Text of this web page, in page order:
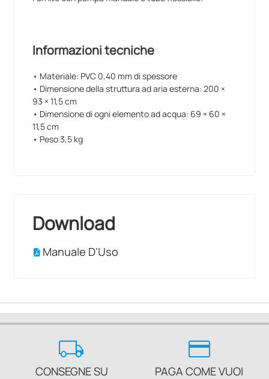
Informazioni tecniche
• Materiale: PVC 0,40 mm di spessore
• Dimensione della struttura ad aria esterna: 200 ×
93 × 11,5 cm
• Dimensione di ogni elemento ad acqua: 69 × 60 ×
11,5 cm
• Peso 3,5 kg
Download
Manuale D'Uso
local_shipping
CONSEGNE SU
credit_card
PAGA COME VUOI